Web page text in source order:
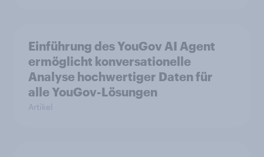
Einführung des YouGov AI Agent
ermöglicht konversationelle
Analyse hochwertiger Daten für
alle YouGov-Lösungen
Artikel